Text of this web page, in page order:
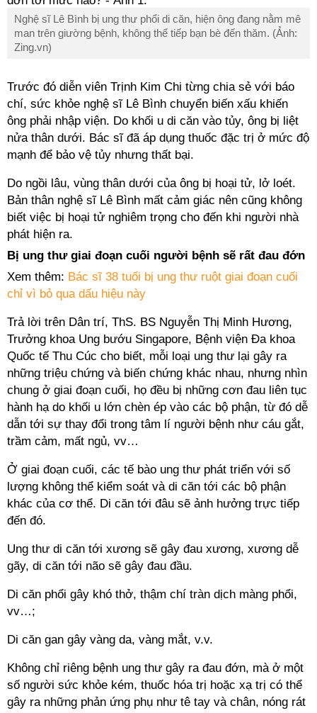
Nghệ sĩ Lê Bình bị ung thư phổi di căn, hiện ông đang nằm mê
man trên giường bệnh, không thể tiếp bạn bè đến thăm. (Ảnh:
Zing.vn)
Trước đó diễn viên Trịnh Kim Chi từng chia sẻ với báo
chí, sức khỏe nghệ sĩ Lê Bình chuyển biến xấu khiến
ông phải nhập viện. Do khối u di căn vào tủy, ông bị liệt
nửa thân dưới. Bác sĩ đã áp dụng thuốc đặc trị ở mức độ
mạnh để bảo vệ tủy nhưng thất bại.
Do ngồi lâu, vùng thân dưới của ông bị hoại tử, lở loét.
Bản thân nghệ sĩ Lê Bình mất cảm giác nên cũng không
biết việc bị hoại tử nghiêm trọng cho đến khi người nhà
phát hiện ra.
Bị ung thư giai đoạn cuối người bệnh sẽ rất đau đớn
Xem thêm: Bác sĩ 38 tuổi bị ung thư ruột giai đoạn cuối
chỉ vì bỏ qua dấu hiệu này
Trả lời trên Dân trí, ThS. BS Nguyễn Thị Minh Hương,
Trưởng khoa Ung bướu Singapore, Bệnh viện Đa khoa
Quốc tế Thu Cúc cho biết, mỗi loại ung thư lại gây ra
những triệu chứng và biến chứng khác nhau, nhưng nhìn
chung ở giai đoạn cuối, họ đều bị những cơn đau liên tục
hành hạ do khối u lớn chèn ép vào các bộ phận, từ đó dễ
dẫn tới sự thay đổi trong tâm lí người bệnh như cáu gắt,
trầm cảm, mất ngủ, vv…
Ở giai đoạn cuối, các tế bào ung thư phát triển với số
lượng không thể kiểm soát và di căn tới các bộ phận
khác của cơ thể. Di căn tới đâu sẽ ảnh hưởng trực tiếp
đến đó.
Ung thư di căn tới xương sẽ gây đau xương, xương dễ
gãy, di căn tới não sẽ gây đau đầu.
Di căn phổi gây khó thở, thậm chí tràn dịch màng phổi,
vv…;
Di căn gan gây vàng da, vàng mắt, v.v.
Không chỉ riêng bệnh ung thư gây ra đau đớn, mà ở một
số người sức khỏe kém, thuốc hóa trị hoặc xạ trị có thể
gây ra những phản ứng phụ như tê tay và chân, nóng rát